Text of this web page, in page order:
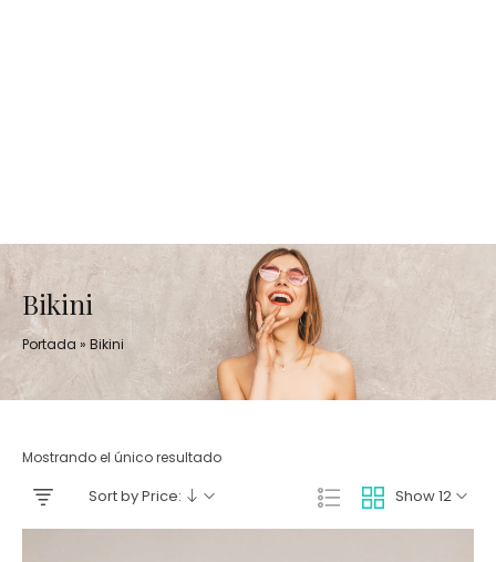
Bikini
Portada » Bikini
Mostrando el único resultado
Show 12
Sort by Price: